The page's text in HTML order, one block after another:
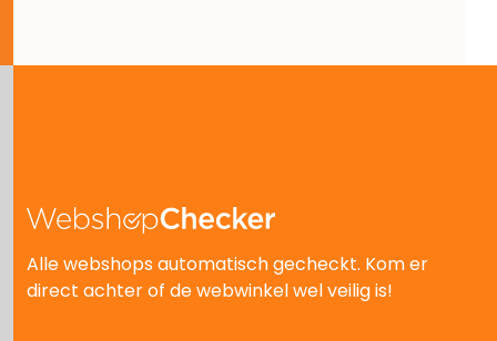
Alle webshops automatisch gecheckt. Kom er
direct achter of de webwinkel wel veilig is!